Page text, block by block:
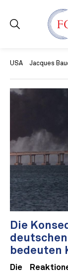
USA Jacques
Die
bedeuten
Die